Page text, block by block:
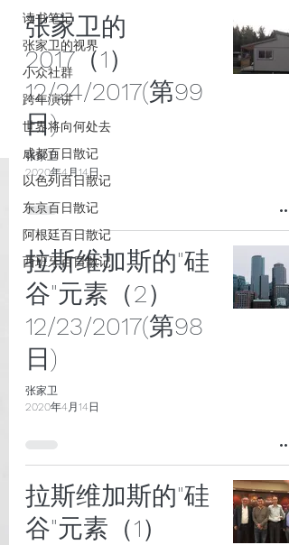
读书笔记
张家卫的视界
小众社群
跨年演讲
世界将向何处去
成都百日散记
以色列百日散记
东京百日散记
阿根廷百日散记
西班牙百日散记
张家卫的
2017（1）
12/24/2017(第99
日)
张家卫
2020年4月14日
拉斯维加斯的"硅
谷"元素（2）
12/23/2017(第98
日)
张家卫
2020年4月14日
拉斯维加斯的"硅
谷"元素（1）